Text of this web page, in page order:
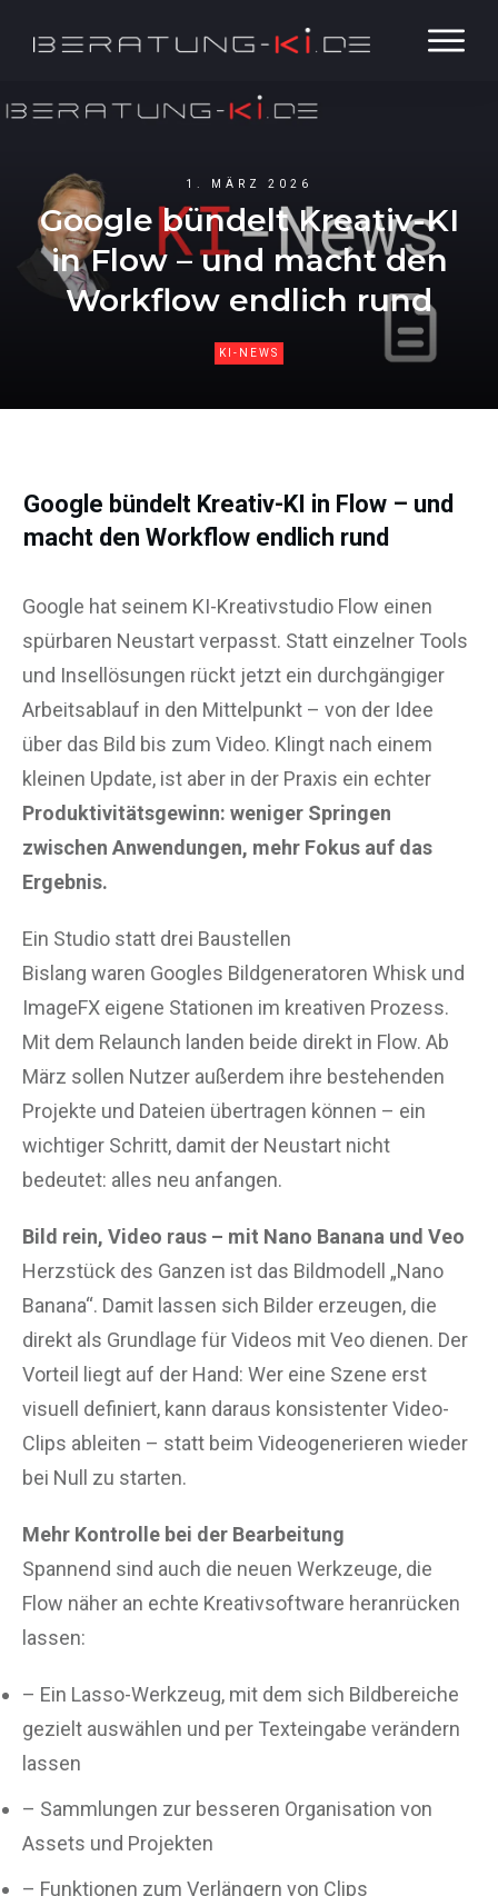
1. MÄRZ 2026
Google bündelt Kreativ-KI
in Flow – und macht den
Workflow endlich rund
KI-NEWS
Google bündelt Kreativ-KI in Flow – und
macht den Workflow endlich rund
Google hat seinem KI-Kreativstudio Flow einen
spürbaren Neustart verpasst. Statt einzelner Tools
und Insellösungen rückt jetzt ein durchgängiger
Arbeitsablauf in den Mittelpunkt – von der Idee
über das Bild bis zum Video. Klingt nach einem
kleinen Update, ist aber in der Praxis ein echter
Produktivitätsgewinn: weniger Springen
zwischen Anwendungen, mehr Fokus auf das
Ergebnis.
Ein Studio statt drei Baustellen
Bislang waren Googles Bildgeneratoren Whisk und
ImageFX eigene Stationen im kreativen Prozess.
Mit dem Relaunch landen beide direkt in Flow. Ab
März sollen Nutzer außerdem ihre bestehenden
Projekte und Dateien übertragen können – ein
wichtiger Schritt, damit der Neustart nicht
bedeutet: alles neu anfangen.
Bild rein, Video raus – mit Nano Banana und Veo
Herzstück des Ganzen ist das Bildmodell „Nano
Banana“. Damit lassen sich Bilder erzeugen, die
direkt als Grundlage für Videos mit Veo dienen. Der
Vorteil liegt auf der Hand: Wer eine Szene erst
visuell definiert, kann daraus konsistenter Video-
Clips ableiten – statt beim Videogenerieren wieder
bei Null zu starten.
Mehr Kontrolle bei der Bearbeitung
Spannend sind auch die neuen Werkzeuge, die
Flow näher an echte Kreativsoftware heranrücken
lassen:
– Ein Lasso-Werkzeug, mit dem sich Bildbereiche
gezielt auswählen und per Texteingabe verändern
lassen
– Sammlungen zur besseren Organisation von
Assets und Projekten
– Funktionen zum Verlängern von Clips